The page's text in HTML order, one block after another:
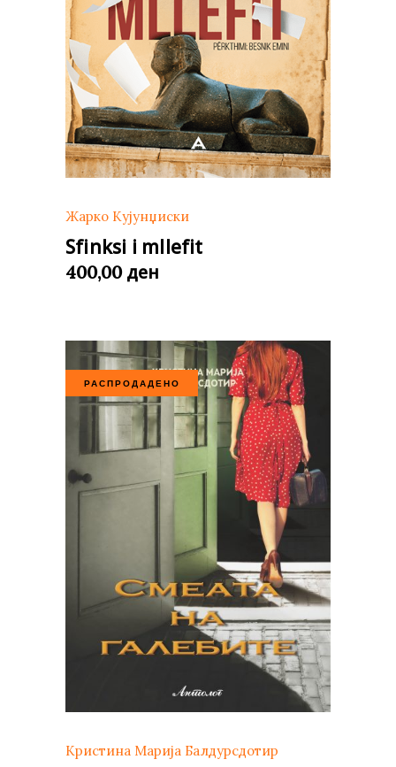
Жарко Кујунџиски
Sfinksi i mllefit
400,00 ден
РАСПРОДАДЕНО
Кристина Марија Балдурсдотир